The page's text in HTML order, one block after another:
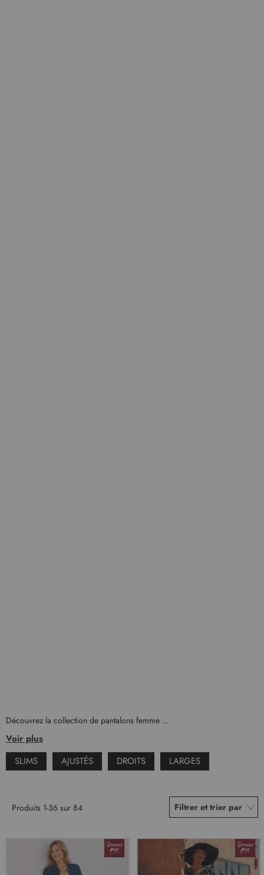
Découvrez la collection de pantalons femme ...
Voir plus
SLIMS
AJUSTÉS DROITS LARGES
Produits 1-36 sur 84 Filtrer et trier par